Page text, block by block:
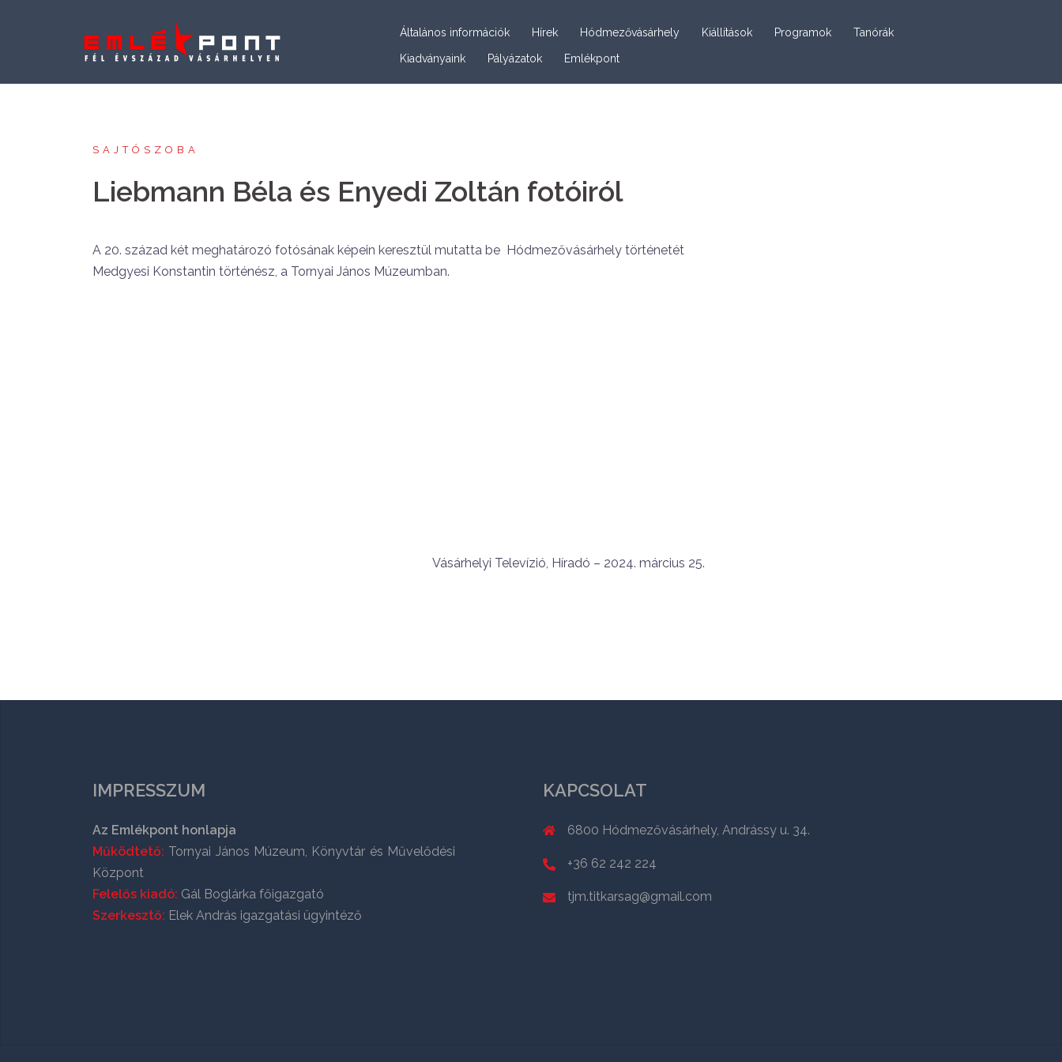
Általános információk Hírek Hódmezővásárhely Kiállítások Programok Tanórák
Kiadványaink Pályázatok Emlékpont
SAJTÓSZOBA
Liebmann Béla és Enyedi Zoltán fotóiról
A 20. század két meghatározó fotósának képein keresztül mutatta be Hódmezővásárhely történetét
Medgyesi Konstantin történész, a Tornyai János Múzeumban.
Vásárhelyi Televízió, Híradó – 2024. március 25.
IMPRESSZUM
Az Emlékpont honlapja
Működtető: Tornyai János Múzeum, Könyvtár és Művelődési
Központ
Felelős kiadó: Gál Boglárka főigazgató
Szerkesztő: Elek András igazgatási ügyintéző
KAPCSOLAT
6800 Hódmezővásárhely, Andrássy u. 34.
+36 62 242 224
tjm.titkarsag@gmail.com